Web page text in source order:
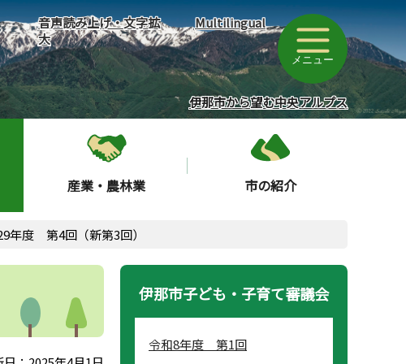
音声読み上げ・文字拡
大
Multilingual
メニュー
伊那市から望む中央アルプス
産業・農林業 市の紹介
年度 第4回（新第3回）
伊那市子ども・子育て審議会
令和8年度 第1回